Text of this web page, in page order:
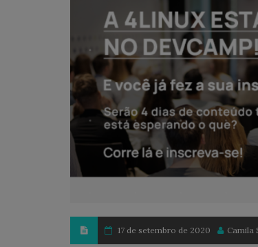
17 de setembro de 2020 Camila